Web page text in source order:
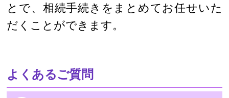
とで、相続手続きをまとめてお任せいた
だくことができます。
よくあるご質問